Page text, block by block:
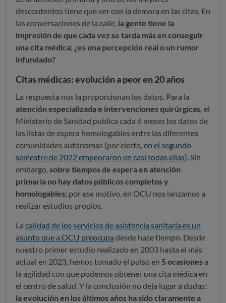
descontentos tiene que ver con la demora en las citas. En
las conversaciones de la calle, la gente tiene la
impresión de que cada vez se tarda más en conseguir
una cita médica: ¿es una percepción real o un rumor
infundado?
Citas médicas: evolución a peor en 20 años
La respuesta nos la proporcionan los datos. Para la
atención especializada e intervenciones quirúrgicas, el
Ministerio de Sanidad publica cada 6 meses los datos de
las listas de espera homologables entre las diferentes
comunidades autónomas (por cierto, en el segundo
semestre de 2022 empeoraron en casi todas ellas). Sin
embargo, sobre tiempos de espera en atención
primaria no hay datos públicos completos y
homologables; por ese motivo, en OCU nos lanzamos a
realizar estudios propios.
La calidad de los servicios de asistencia sanitaria es un
asunto que a OCU preocupa desde hace tiempo. Desde
nuestro primer estudio realizado en 2003 hasta el más
actual en 2023, hemos tomado el pulso en 5 ocasiones a
la agilidad con que podemos obtener una cita médica en
el centro de salud. Y la conclusión no deja lugar a dudas:
la evolución en los últimos años ha sido claramente a